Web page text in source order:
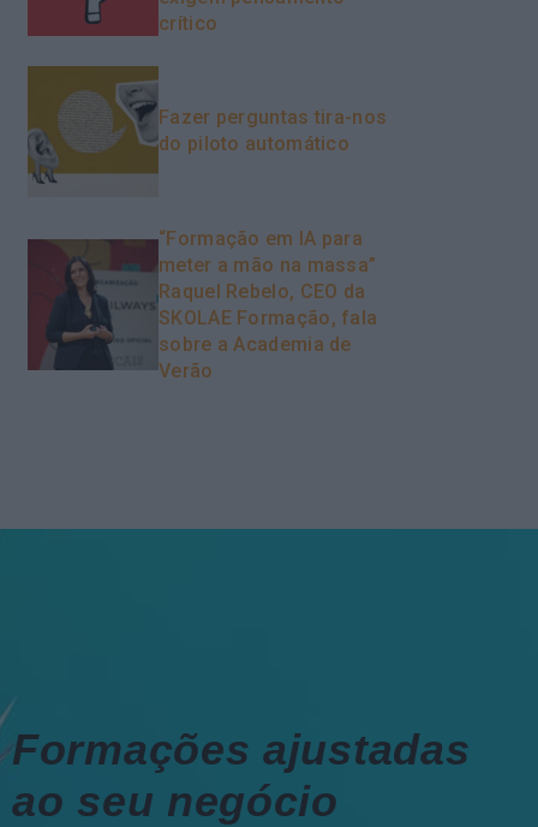
crítico
Fazer perguntas tira-nos
do piloto automático
“Formação em IA para
meter a mão na massa”
Raquel Rebelo, CEO da
SKOLAE Formação, fala
sobre a Academia de
Verão
Formações ajustadas
ao seu negócio